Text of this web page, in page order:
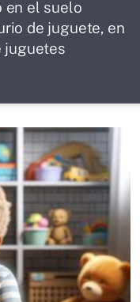
en el suelo
de juguete, en
juguetes